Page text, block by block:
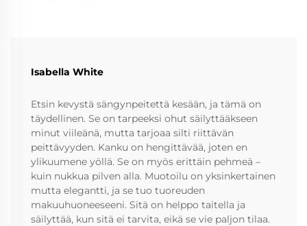
Isabella White
Etsin kevystä sängynpeitettä kesään, ja tämä on
täydellinen. Se on tarpeeksi ohut säilyttääkseen
minut viileänä, mutta tarjoaa silti riittävän
peittävyyden. Kanku on hengittävää, joten en
ylikuumene yöllä. Se on myös erittäin pehmeä –
kuin nukkua pilven alla. Muotoilu on yksinkertainen
mutta elegantti, ja se tuo tuoreuden
makuuhuoneeseeni. Sitä on helppo taitella ja
säilyttää, kun sitä ei tarvita, eikä se vie paljon tilaa.